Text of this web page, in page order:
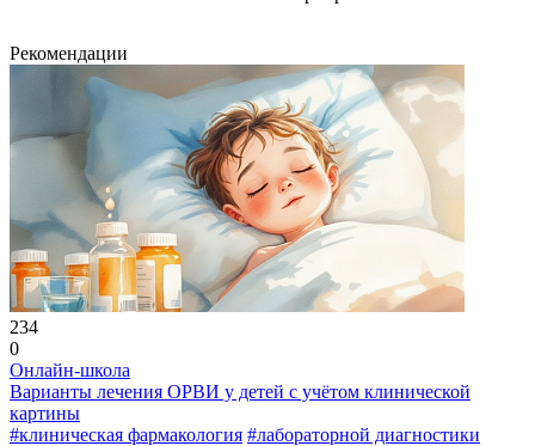
Рекомендации
234
0
Онлайн-школа
Варианты лечения ОРВИ у детей с учётом клинической
картины
#клиническая фармакология #лабораторной диагностики